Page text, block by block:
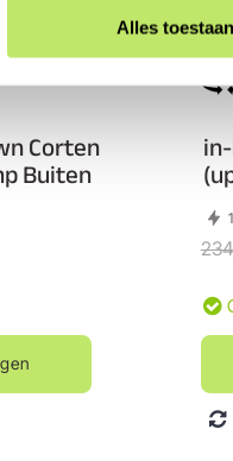
Alles toestaan
Corten
Buiten